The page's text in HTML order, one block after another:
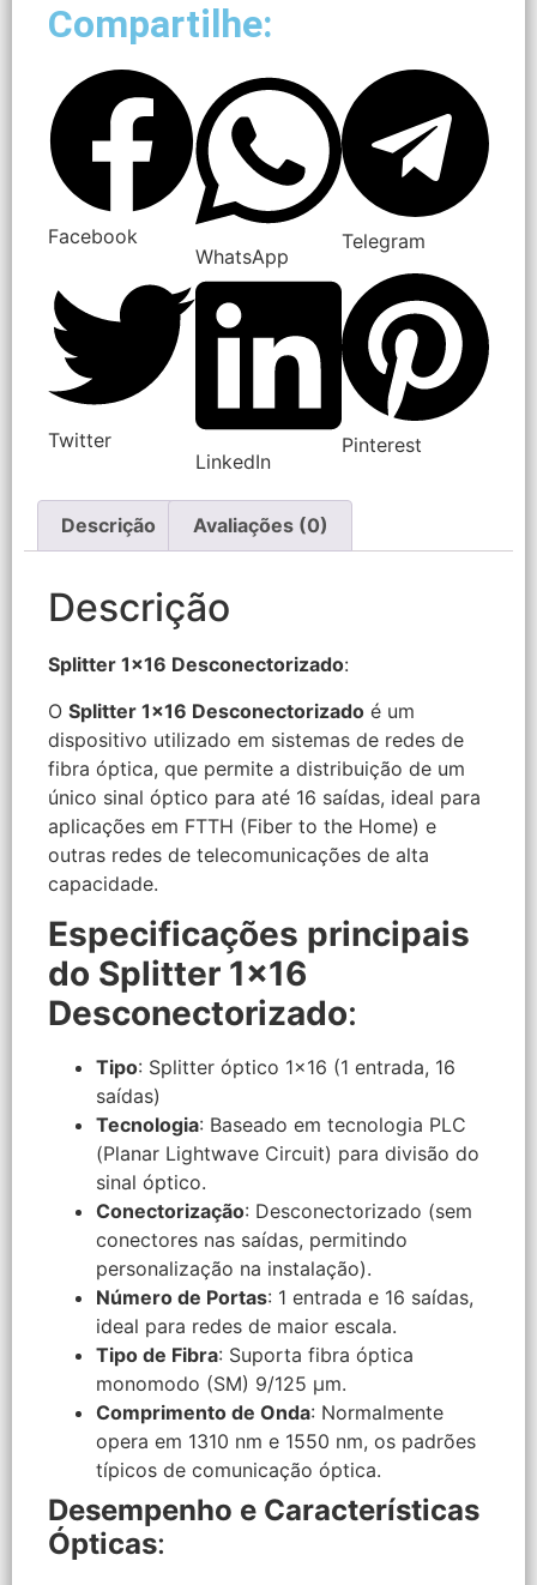
Compartilhe:
Facebook
WhatsApp
Telegram
Twitter
LinkedIn
Pinterest
Descrição Avaliações (0)
Descrição
Splitter 1×16 Desconectorizado:
O Splitter 1×16 Desconectorizado é um
dispositivo utilizado em sistemas de redes de
fibra óptica, que permite a distribuição de um
único sinal óptico para até 16 saídas, ideal para
aplicações em FTTH (Fiber to the Home) e
outras redes de telecomunicações de alta
capacidade.
Especificações principais
do Splitter 1×16
Desconectorizado:
Tipo: Splitter óptico 1×16 (1 entrada, 16
saídas)
Tecnologia: Baseado em tecnologia PLC
(Planar Lightwave Circuit) para divisão do
sinal óptico.
Conectorização: Desconectorizado (sem
conectores nas saídas, permitindo
personalização na instalação).
Número de Portas: 1 entrada e 16 saídas,
ideal para redes de maior escala.
Tipo de Fibra: Suporta fibra óptica
monomodo (SM) 9/125 µm.
Comprimento de Onda: Normalmente
opera em 1310 nm e 1550 nm, os padrões
típicos de comunicação óptica.
Desempenho e Características
Ópticas: